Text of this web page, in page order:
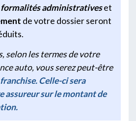
formalités administrativeset
de votre dossier seront
selon les termes de votre
auto, vous serez peut-être
franchise. Celle-ci sera
assureur sur le montant de